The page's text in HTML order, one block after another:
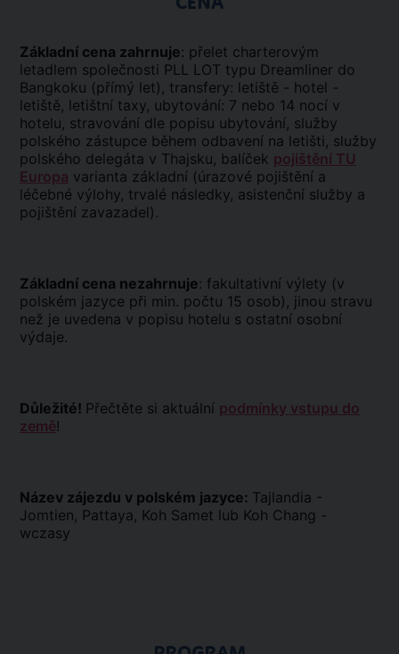
Základní cena zahrnuje: přelet charterovým
letadlem společnosti PLL LOT typu Dreamliner do
Bangkoku (přímý let), transfery: letiště - hotel -
letiště, letištní taxy, ubytování: 7 nebo 14 nocí v
hotelu, stravování dle popisu ubytování, služby
polského zástupce během odbavení na letišti, služby
polského delegáta v Thajsku, balíček pojištění TU
Europa varianta základní (úrazové pojištění a
léčebné výlohy, trvalé následky, asistenční služby a
pojištění zavazadel).
Základní cena nezahrnuje: fakultativní výlety (v
polském jazyce při min. počtu 15 osob), jinou stravu
než je uvedena v popisu hotelu s ostatní osobní
výdaje.
Důležité! Přečtěte si aktuální podmínky vstupu do
země!
Název zájezdu v polském jazyce: Tajlandia -
Jomtien, Pattaya, Koh Samet lub Koh Chang -
wczasy